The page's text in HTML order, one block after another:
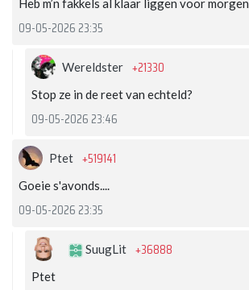
Heb m’n fakkels al klaar liggen voor morgen
09-05-2026 23:35
Wereldster +21330
Stop ze in de reet van echteld?
09-05-2026 23:46
Ptet +519141
Goeie s'avonds....
09-05-2026 23:35
SuugLit +36888
Ptet